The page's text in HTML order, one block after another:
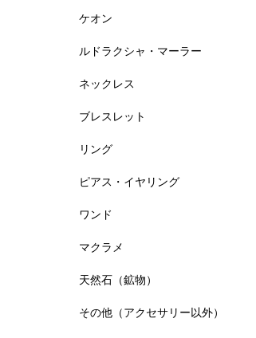
ケオン
ルドラクシャ・マーラー
ネックレス
ブレスレット
リング
ピアス・イヤリング
ワンド
マクラメ
天然石（鉱物）
その他（アクセサリー以外）